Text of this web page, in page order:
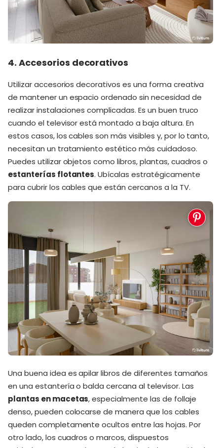
4. Accesorios decorativos
Utilizar accesorios decorativos es una forma creativa
de mantener un espacio ordenado sin necesidad de
realizar instalaciones complicadas. Es un buen truco
cuando el televisor está montado a baja altura. En
estos casos, los cables son más visibles y, por lo tanto,
necesitan un tratamiento estético más cuidadoso.
Puedes utilizar objetos como libros, plantas, cuadros o
estanterías flotantes. Ubícalas estratégicamente
para cubrir los cables que están cercanos a la TV.
Una buena idea es apilar libros de diferentes tamaños
en una estantería o balda cercana al televisor. Las
plantas en macetas, especialmente las de follaje
denso, pueden colocarse de manera que los cables
queden completamente ocultos entre las hojas. Por
otro lado, los cuadros o marcos, dispuestos